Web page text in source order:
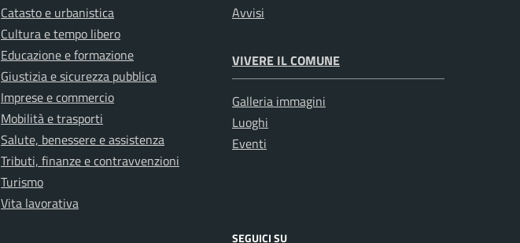
Catasto e urbanistica
Cultura e tempo libero
Educazione e formazione
Giustizia e sicurezza pubblica
Imprese e commercio
Mobilità e trasporti
Salute, benessere e assistenza
Tributi, finanze e contravvenzioni
Turismo
Vita lavorativa
Avvisi
VIVERE IL COMUNE
Galleria immagini
Luoghi
Eventi
SEGUICI SU